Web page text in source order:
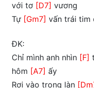
với tơ [D7] vương
Tự [Gm7] vấn trái tim
ĐK:
Chỉ mình anh nhìn [F]
hôm [A7] ấy
Rơi vào trong làn